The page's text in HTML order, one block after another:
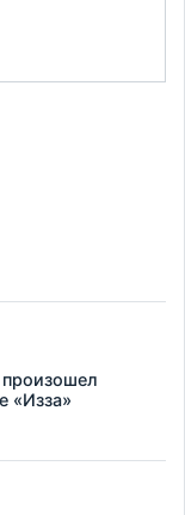
«Изза»